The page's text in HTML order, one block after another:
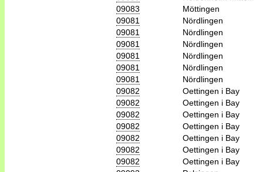
09083
Möttingen
09081
Nördlingen
09081
Nördlingen
09081
Nördlingen
09081
Nördlingen
09081
Nördlingen
09081
Nördlingen
09082
Oettingen i Bay
09082
Oettingen i Bay
09082
Oettingen i Bay
09082
Oettingen i Bay
09082
Oettingen i Bay
09082
Oettingen i Bay
09082
Oettingen i Bay